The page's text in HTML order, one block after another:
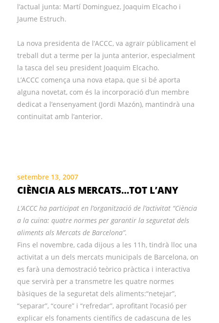
l’actual junta: Martí Dominguez, Joaquim Elcacho i
Jaume Estruch.
La nova presidenta de l’ACCC, va agraïr públicament el
treball dut a terme per la junta anterior, especialment
la tasca del seu president Joaquim Elcacho.
L’ACCC comença una nova etapa, que si bé aporta
alguna novetat, com és la incorporació d’un membre
dedicat a l’ensenyament (Jordi Mazón), mantindrà una
continuïtat amb l’anterior.
setembre 13, 2007
CIÈNCIA ALS MERCATS…TOT L’ANY
L’ACCC ha participat en l’organització de l’activitat “Ciència
a la cuina: quatre normes per garantir la seguretat dels
aliments als Mercats de Barcelona”.
Fins el novembre, cada dijous a les 11h, tindrà lloc una
activitat a un dels mercats municipals de Barcelona, on
es farà una demostració teòrico pràctica i interactiva
que servirà per a transmetre les quatre normes
bàsiques de la seguretat dels aliments:“netejar”,
“separar”, “coure” i “refredar”, aprofitant l’ocasió per
explicar els fonaments científics de cadascuna de les